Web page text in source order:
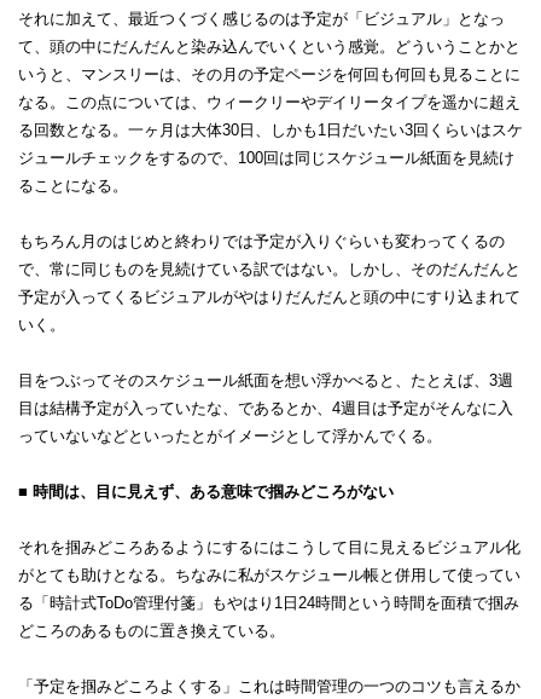
それに加えて、最近つくづく感じるのは予定が「ビジュアル」となっ
て、頭の中にだんだんと染み込んでいくという感覚。どういうことかと
いうと、マンスリーは、その月の予定ページを何回も何回も見ることに
なる。この点については、ウィークリーやデイリータイプを遥かに超え
る回数となる。一ヶ月は大体30日、しかも1日だいたい3回くらいはスケ
ジュールチェックをするので、100回は同じスケジュール紙面を見続け
ることになる。
もちろん月のはじめと終わりでは予定が入りぐらいも変わってくるの
で、常に同じものを見続けている訳ではない。しかし、そのだんだんと
予定が入ってくるビジュアルがやはりだんだんと頭の中にすり込まれて
いく。
目をつぶってそのスケジュール紙面を想い浮かべると、たとえば、3週
目は結構予定が入っていたな、であるとか、4週目は予定がそんなに入
っていないなどといったとがイメージとして浮かんでくる。
■ 時間は、目に見えず、ある意味で掴みどころがない
それを掴みどころあるようにするにはこうして目に見えるビジュアル化
がとても助けとなる。ちなみに私がスケジュール帳と併用して使ってい
る「時計式ToDo管理付箋」もやはり1日24時間という時間を面積で掴み
どころのあるものに置き換えている。
「予定を掴みどころよくする」これは時間管理の一つのコツも言えるか